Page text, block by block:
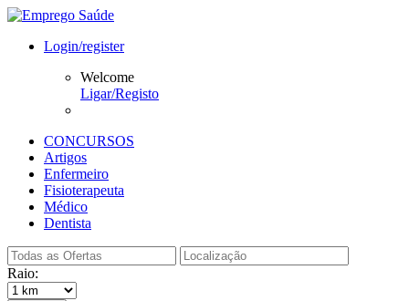
Login/register
Welcome
Ligar/Registo
CONCURSOS
Artigos
Enfermeiro
Fisioterapeuta
Médico
Dentista
Raio: